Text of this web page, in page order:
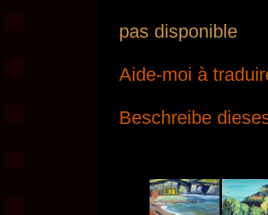
pas disponible
Aide-moi à
Beschreibe